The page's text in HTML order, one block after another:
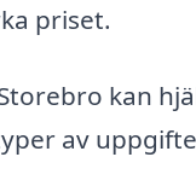
priset.
kan
av